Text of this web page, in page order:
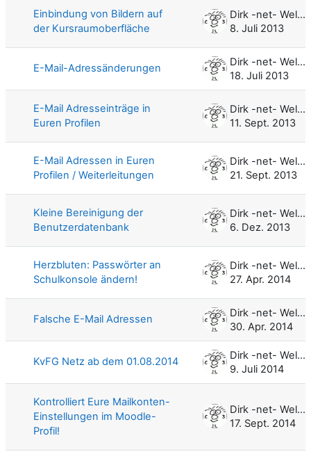
Einbindung von Bildern auf
der Kursraumoberfläche
Dirk -net- Weller
8. Juli 2013
E-Mail-Adressänderungen
Dirk -net- Weller
18. Juli 2013
E-Mail Adresseinträge in
Euren Profilen
Dirk -net- Weller
11. Sept. 2013
E-Mail Adressen in Euren
Profilen / Weiterleitungen
Dirk -net- Weller
21. Sept. 2013
Kleine Bereinigung der
Benutzerdatenbank
Dirk -net- Weller
6. Dez. 2013
Herzbluten: Passwörter an
Schulkonsole ändern!
Dirk -net- Weller
27. Apr. 2014
Falsche E-Mail Adressen
Dirk -net- Weller
30. Apr. 2014
KvFG Netz ab dem 01.08.2014
Dirk -net- Weller
9. Juli 2014
Kontrolliert Eure Mailkonten-
Einstellungen im Moodle-
Profil!
Dirk -net- Weller
17. Sept. 2014